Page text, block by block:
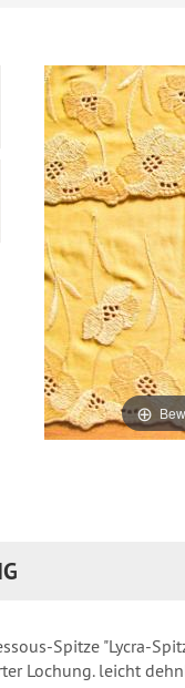
Spitze "Lycra-
Lochung. leicht